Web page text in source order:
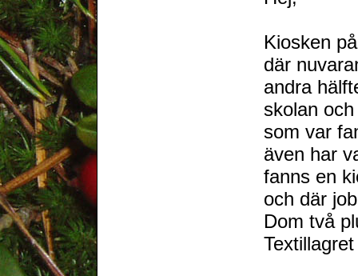
Kiosken
där
andra
skolan
som var
även har
fanns en
och där
Dom två